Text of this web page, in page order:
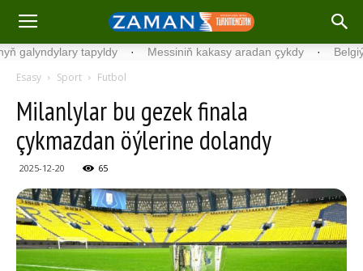
tapyldy · Messiniň kakasy aradan çykdy · Belgiýada
Esasy Sport Futbol
Milanlylar bu gezek finala
çykmazdan öýlerine dolandy
2025-12-20 65